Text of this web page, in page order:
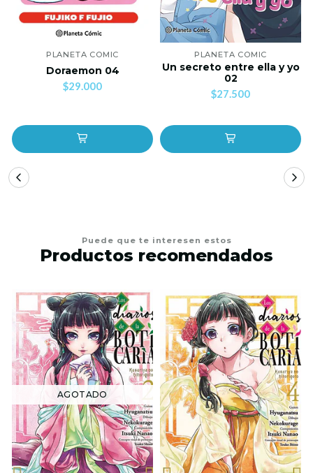
PLANETA COMIC
Doraemon 04
$29.000
PLANETA COMIC
Un secreto entre ella y yo
02
$27.500
Puede que te interesen estos
Productos recomendados
AGOTADO